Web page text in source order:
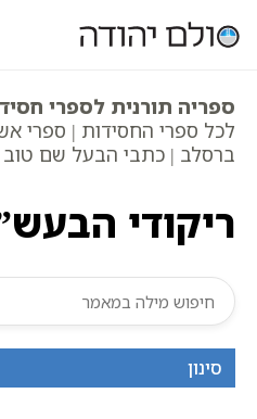
עמוד ראשי אוצר הכתבים
ריקודי הבעש”ט והלבנה
ספריה תורנית לספרי
לכל ספרי החסידות | ספרי
ברסלב | כתבי הבעל שם טוב
ריקודי
סינון